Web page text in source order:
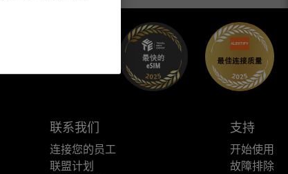
联系我们
连接您的员工
联盟计划
支持
开始使用
故障排除